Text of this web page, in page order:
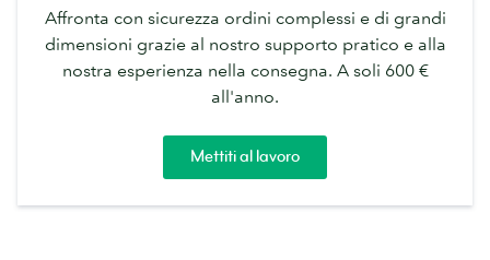
Affronta con sicurezza ordini complessi e di grandi
dimensioni grazie al nostro supporto pratico e alla
nostra esperienza nella consegna. A soli 600 €
all'anno.
Mettiti al lavoro